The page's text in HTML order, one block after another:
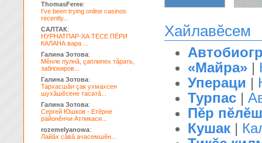
Хайлавĕсем
«Майра» |
Упераци |
Турпас |
Пĕр
Кушак |
ThomasFeree:
I've been trying online casinos
recently...
САЛТАК:
НУРНАТПАР-ХА ТЕСЕ ПЁРИ
КАЛАНА вара ...
Галина Зотова:
Мĕнле пулнă, çаплипех тăрать,
заблокиров...
Галина Зотова:
Тархасшăн çак ухмахсен
шухăшĕсене тасатă...
Галина Зотова:
Сергей Юшков - Етĕрне
районĕнчи Атликаси...
rozemelyanowa:
Лайăх сăвă ачасемшĕн...